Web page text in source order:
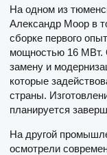
На одном из
Александр Моор в
сборке первого
мощностью 16 МВт.
замену и
которые
страны.
планируется
На другой
осмотрели